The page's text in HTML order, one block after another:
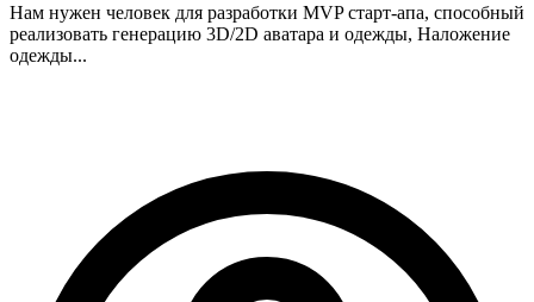
Нам нужен человек для разработки MVP старт-апа, способный
реализовать генерацию 3D/2D аватара и одежды, Наложение
одежды...